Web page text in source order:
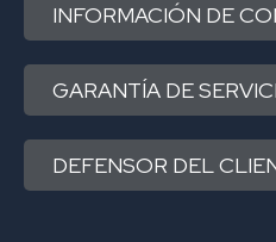
INFORMACIÓN DE
GARANTÍA DE
DEFENSOR DEL